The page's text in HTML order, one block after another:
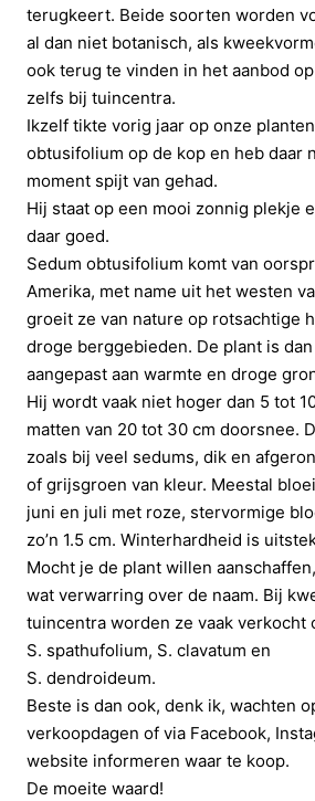
terugkeert. Beide soorten worden
al dan niet botanisch, als
ook terug te vinden in het aanbod
zelfs bij tuincentra.
Ikzelf tikte vorig jaar op onze
obtusifolium op de kop en heb daar
moment spijt van gehad.
Hij staat op een mooi zonnig plekje
daar goed.
Sedum obtusifolium komt van
Amerika, met name uit het westen
groeit ze van nature op rotsachtige
droge berggebieden. De plant is
aangepast aan warmte en droge
Hij wordt vaak niet hoger dan 5 tot
matten van 20 tot 30 cm doorsnee.
zoals bij veel sedums, dik en
of grijsgroen van kleur. Meestal
juni en juli met roze, stervormige
zo’n 1.5 cm. Winterhardheid is
Mocht je de plant willen
wat verwarring over de naam. Bij
tuincentra worden ze vaak verkocht
S. spathufolium, S. clavatum en
S. dendroideum.
Beste is dan ook, denk ik, wachten
verkoopdagen of via Facebook,
website informeren waar te koop.
De moeite waard!